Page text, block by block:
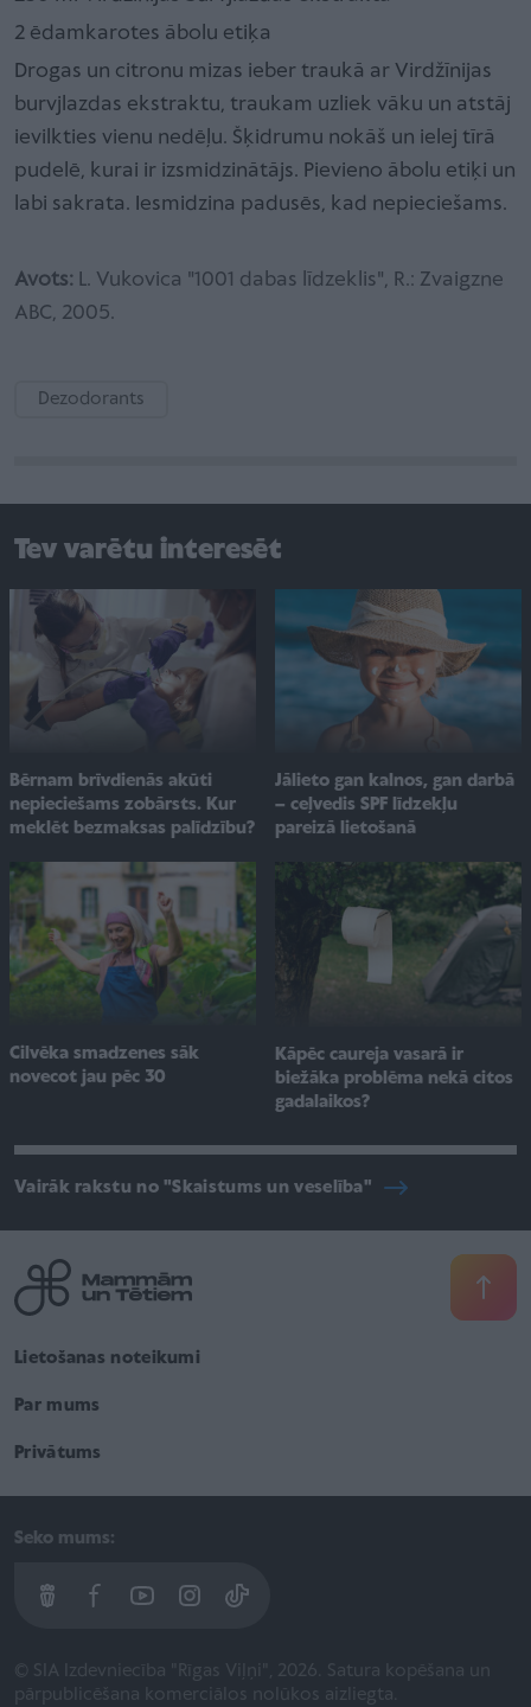
2 ēdamkarotes ābolu etiķa
Drogas un citronu mizas ieber traukā ar Virdžīnijas
burvjlazdas ekstraktu, traukam uzliek vāku un atstāj
ievilkties vienu nedēļu. Šķidrumu nokāš un ielej tīrā
pudelē, kurai ir izsmidzinātājs. Pievieno ābolu etiķi un
labi sakrata. Iesmidzina padusēs, kad nepieciešams.
Avots: L. Vukovica "1001 dabas līdzeklis", R.: Zvaigzne
ABC, 2005.
Dezodorants
Tev varētu interesēt
Bērnam brīvdienās akūti
nepieciešams zobārsts. Kur
meklēt bezmaksas palīdzību?
Jālieto gan kalnos, gan darbā
– ceļvedis SPF līdzekļu
pareizā lietošanā
Cilvēka smadzenes sāk
novecot jau pēc 30
Kāpēc caureja vasarā ir
biežāka problēma nekā citos
gadalaikos?
Vairāk rakstu no "Skaistums un veselība"
Lietošanas noteikumi
Par mums
Privātums
Seko mums:
© SIA Izdevniecība "Rīgas Viļņi", 2026. Satura kopēšana un
pārpublicēšana komerciālos nolūkos aizliegta.